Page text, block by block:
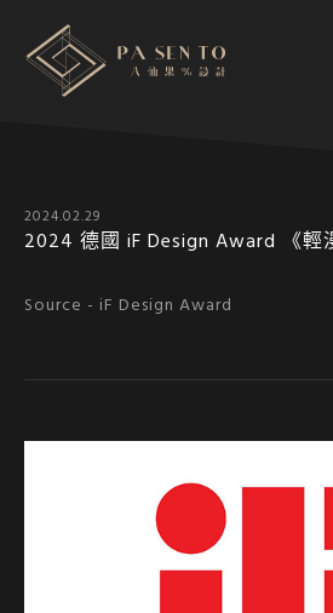
2024.02.29
2024 德國 iF Design Award 《輕
Source - iF Design Award